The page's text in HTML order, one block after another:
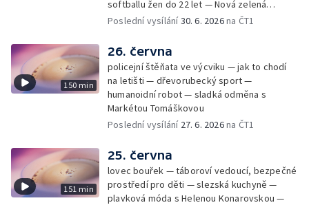
softballu žen do 22 let — Nová zelená
úsporám — Global Teacher Prize Czech
Poslední vysílání30. 6. 2026na ČT1
150 min
26. června
policejní štěňata ve výcviku — jak to chodí
na letišti — dřevorubecký sport —
humanoidní robot — sladká odměna s
Markétou Tomáškovou
Poslední vysílání 27. 6. 2026na ČT1
151 min
25. června
lovec bouřek — táboroví vedoucí, bezpečné
prostředí pro děti — slezská kuchyně —
plavková móda s Helenou Konarovskou —